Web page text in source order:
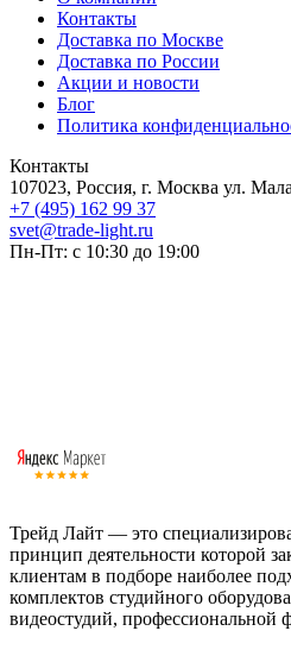
Контакты
Доставка по Москве
Доставка по России
Акции и новости
Блог
Политика
Контакты
107023, Россия, г. Москва ул.
+7 (495) 162 99 37
svet@trade-light.ru
Пн-Пт: с 10:30 до 19:00
Трейд Лайт — это
принцип деятельности которой
клиентам в подборе наиболее
комплектов студийного
видеостудий, профессиональной